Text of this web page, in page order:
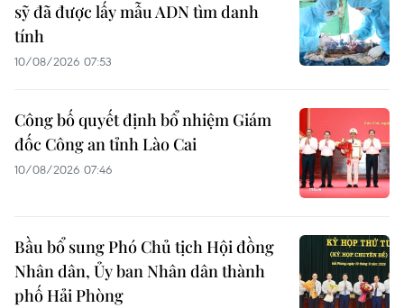
sỹ đã được lấy mẫu ADN tìm danh
tính
10/08/2026 07:53
Công bố quyết định bổ nhiệm Giám
đốc Công an tỉnh Lào Cai
10/08/2026 07:46
Bầu bổ sung Phó Chủ tịch Hội đồng
Nhân dân, Ủy ban Nhân dân thành
phố Hải Phòng